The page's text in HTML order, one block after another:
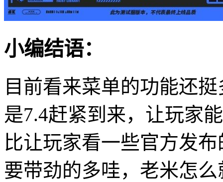
小编结语：
目前看来菜单的功能还
是7.4赶紧到来，让玩家
比让玩家看一些官方发
要带劲的多哇，老米怎